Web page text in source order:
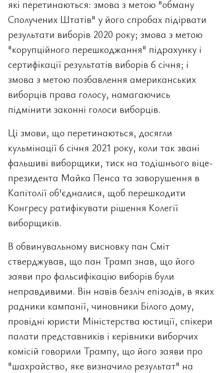
які перетинаються: змова з метою "обману
Сполучених Штатів" у його спробах підірвати
результати виборів 2020 року; змова з метою
"корупційного перешкоджання" підрахунку і
сертифікації результатів виборів 6 січня; і
змова з метою позбавлення американських
виборців права голосу, намагаючись
підмінити законні голоси виборців.
Ці змови, що перетинаються, досягли
кульмінації 6 січня 2021 року, коли так звані
фальшиві виборщики, тиск на тодішнього віце-
президента Майка Пенса та заворушення в
Капітолії об'єдналися, щоб перешкодити
Конгресу ратифікувати рішення Колегії
виборщиків.
В обвинувальному висновку пан Сміт
стверджував, що пан Трамп знав, що його
заяви про фальсифікацію виборів були
неправдивими. Він навів безліч епізодів, в яких
радники кампанії, чиновники Білого дому,
провідні юристи Міністерства юстиції, спікери
палати представників і керівники виборчих
комісій говорили Трампу, що його заяви про
"шахрайство, яке визначило результат" на